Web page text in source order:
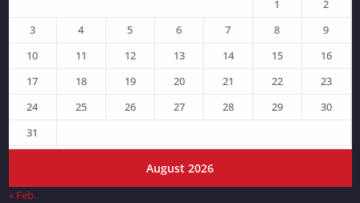
August 2026
1
2
3
4 5 6 7 8
9
10
11 12 13 14 15
16
17
18 19 20 21 22
23
24
25 26 27 28 29
30
31
« Feb.